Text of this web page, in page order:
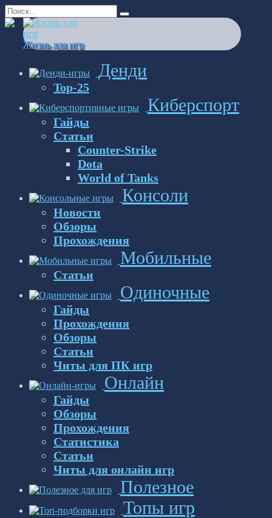
Перейти
к
содержанию
Search
for:
Жизнь для игр
Денди
Top-25
Киберспорт
Гайды
Статьи
Counter-Strike
Dota
World of Tanks
Консоли
Новости
Обзоры
Прохождения
Мобильные
Статьи
Одиночные
Гайды
Прохождения
Обзоры
Статьи
Читы для ПК игр
Онлайн
Гайды
Обзоры
Прохождения
Статистика
Статьи
Читы для онлайн игр
Полезное
Топы игр